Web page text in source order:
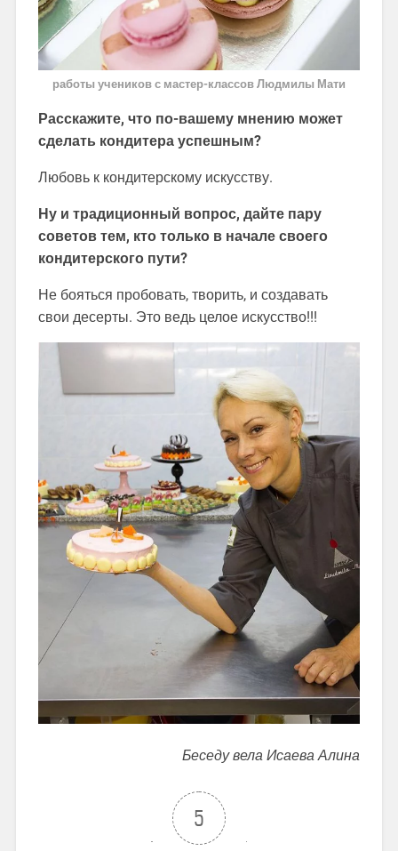
работы учеников с мастер-классов Людмилы Мати
Расскажите, что по-вашему мнению может
сделать кондитера успешным?
Любовь к кондитерскому искусству.
Ну и традиционный вопрос, дайте пару
советов тем, кто только в начале своего
кондитерского пути?
Не бояться пробовать, творить, и создавать
свои десерты. Это ведь целое искусство!!!
Беседу вела Исаева Алина
5